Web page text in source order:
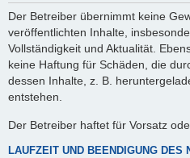
Der Betreiber übernimmt keine
veröffentlichten Inhalte,
Vollständigkeit und Aktualität.
keine Haftung für Schäden, die
dessen Inhalte, z. B.
entstehen.
Der Betreiber haftet für Vorsatz
LAUFZEIT UND BEENDIGUNG DES